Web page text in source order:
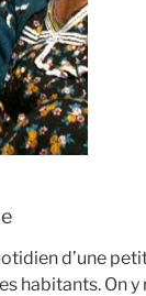
d’une
habitants.